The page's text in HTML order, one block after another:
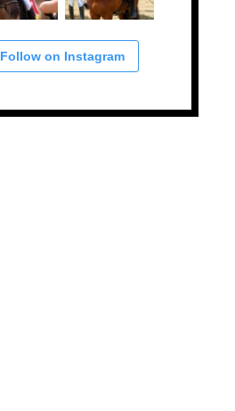
Follow on Instagram